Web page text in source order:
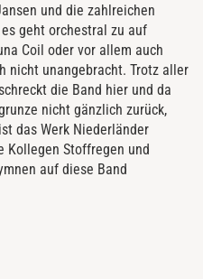
und die zahlreichen
geht orchestral zu auf
Coil oder vor allem auch
nicht unangebracht. Trotz aller
die Band hier und da
nicht gänzlich zurück,
das Werk Niederländer
Kollegen Stoffregen und
auf diese Band